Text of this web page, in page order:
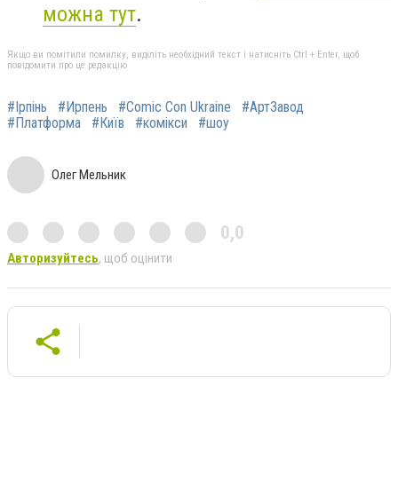
можна тут.
Якщо ви помітили помилку, виділіть необхідний текст і натисніть Ctrl + Enter, щоб
повідомити про це редакцію
#Ірпінь #Ирпень #Comic Con Ukraine
#АртЗавод
#Платформа
#Київ #комікси #шоу
Олег Мельник
0,0
Авторизуйтесь, щоб оцінити